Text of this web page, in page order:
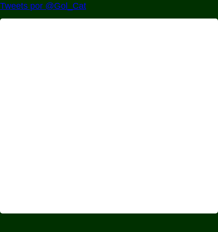
Tweets por @Gol_Cat